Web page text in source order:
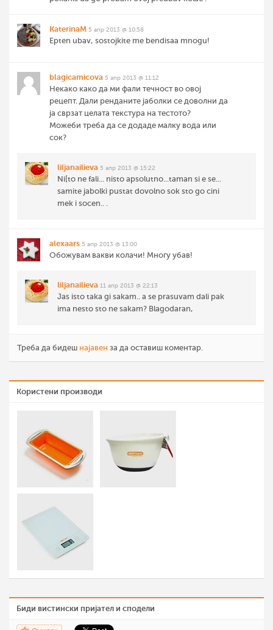
KaterinaM 5 апр 2013 @ 10:58
Epten ubav, sostojkite me bendisaa mnogu!
blagicamicova 5 апр 2013 @ 11:12
Некако како да ми фали течност во овој
рецепт. Дали ренданите јаболки се доволни да
ја сврзат целата текстура на тестото?
Можеби треба да се додаде малку вода или
сок?
liljanailieva 5 апр 2013 @ 15:22
Ni[to ne fali... nisto apsolutno...taman si e se...
samite jabolki pustat dovolno sok sto go cini
mek i socen.. .
alexaars 5 апр 2013 @ 13:00
Обожувам вакви колачи! Многу убав!
liljanailieva 11 апр 2013 @ 22:13
Jas isto taka gi sakam.. a se prasuvam dali pak
ima nesto sto ne sakam? Blagodaran,
Треба да бидеш најавен за да оставиш коментар.
Користени производи
Биди вистински пријател и сподели